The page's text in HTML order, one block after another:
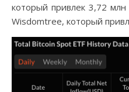
который привлек 3,72
Wisdomtree, который